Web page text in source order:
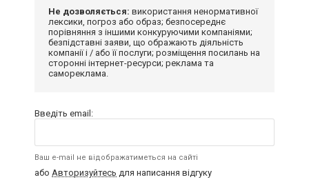
Не дозволяється: використання ненормативної
лексики, погроз або образ; безпосереднє
порівняння з іншими конкуруючими компаніями;
безпідставні заяви, що ображають діяльність
компанії і / або її послуги; розміщення посилань на
сторонні інтернет-ресурси; реклама та
самореклама.
Введіть email:
Ваш e-mail не відображатиметься на сайті
або Авторизуйтесь для написання відгуку